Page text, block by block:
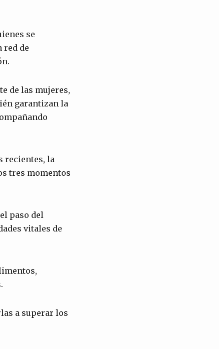
se
red de
de las mujeres,
garantizan la
recientes, la
tres momentos
paso del
vitales de
a superar los